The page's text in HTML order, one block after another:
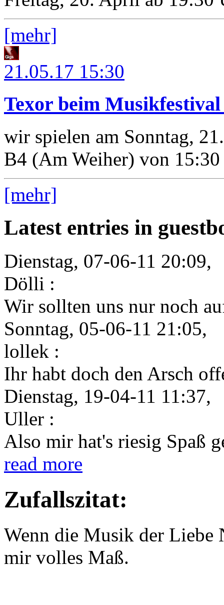
[mehr]
21.05.17 15:30
Texor beim
wir spielen am Sonntag,
B4 (Am Weiher) von
[mehr]
Latest entries in
Dienstag, 07-06-11 20:09,
Dölli :
Wir sollten uns nur noch
Sonntag, 05-06-11 21:05,
lollek :
Ihr habt doch den Arsch
Dienstag, 19-04-11 11:37,
Uller :
Also mir hat's riesig Spaß
read more
Zufallszitat:
Wenn die Musik der Liebe
mir volles Maß.